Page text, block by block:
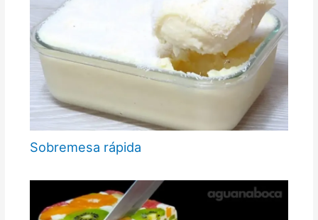
Sobremesa rápida